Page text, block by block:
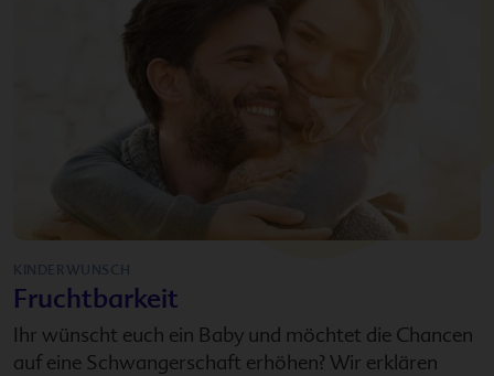
KINDERWUNSCH
Fruchtbarkeit
Ihr wünscht euch ein Baby und möchtet die Chancen
auf eine Schwangerschaft erhöhen? Wir erklären